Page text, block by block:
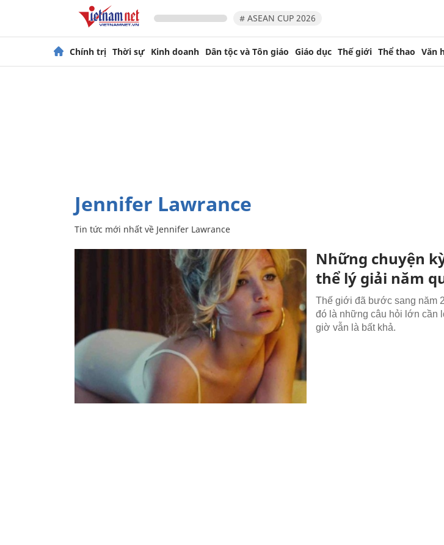
# ASEAN CUP 2026
Chính trị Thời sự Kinh doanh Dân tộc và Tôn giáo Giáo dục Thế giới Thể thao Văn
Jennifer Lawrance
Tin tức mới nhất về Jennifer Lawrance
Những chuyện
thể lý giải năm
Thế giới đã bước sang năm
đó là những câu hỏi lớn cần
giờ vẫn là bất khả.